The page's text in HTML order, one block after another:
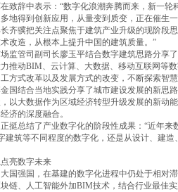
辞中表示：“数字化浪潮奔腾而来，新一轮
地得到创新应用，从量变到质变，正在催生
骥把关注点聚焦于建筑产业升级的现阶段
改造，从根本上提升中国的建筑质量。”
管司副司长廖玉平结合数字建筑思路分享
推动BIM、云计算、大数据、移动互联网等
方式改革以及发展方式的改变，不断探索智
结合当地实践分享了城市建设发展的新思
以大数据作为区域经济转型升级发展的新动
济的深度融合。
总结了产业数字化的阶段性成果：“近年来
建筑等不同程度的数字化，还是从设计、建
亮数字未来
强国，在基建的数字化进程中仍处于相对
链、人工智能外加BIM技术，结合行业最佳